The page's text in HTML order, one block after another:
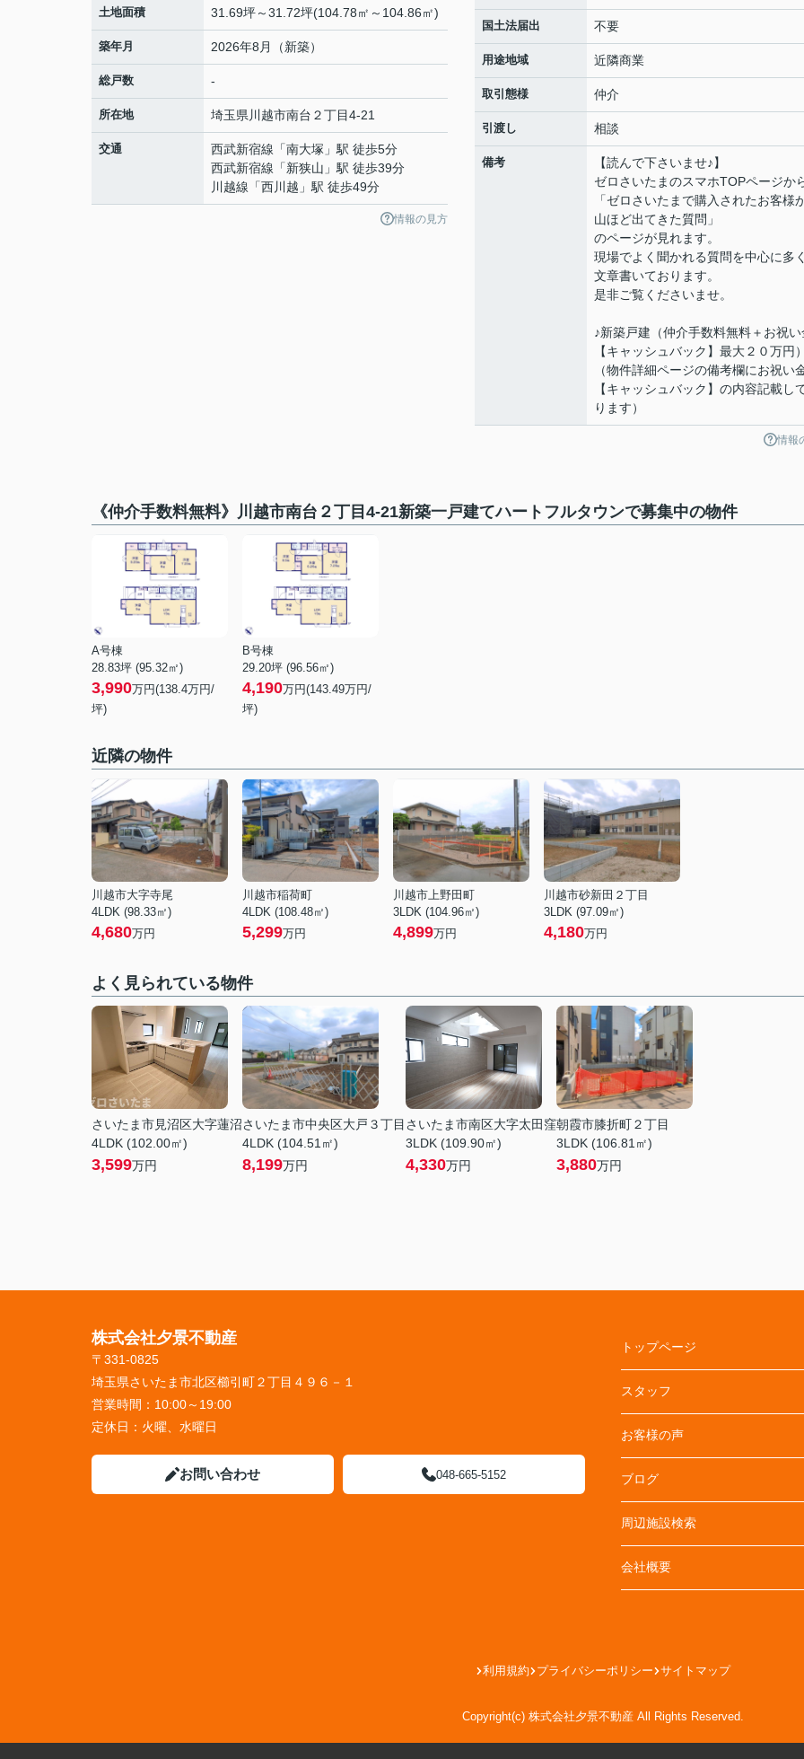
土地面積 31.69坪～31.72坪(104.78㎡～104.86㎡)
築年月 2026年8月（新築）
総戸数 -
所在地 埼玉県 川越市南台 ２丁目4-21
交通 西武新宿線 「南大塚 」駅 徒歩5分
西武新宿線 「新狭山 」駅 徒歩39分
川越線 「西川越 」駅 徒歩49分
情報の見方
国土法届出 不要
用途地域 近隣商業
取引態様 仲介
引渡し 相談
備考
【読んで下さいませ♪】
ゼロさいたまのスマホTOPページか
「ゼロさいたまで購入されたお客様
山ほど出てきた質問」
のページが見れます。
現場でよく聞かれる質問を中心に多
文章書いております。
是非ご覧くださいませ。
♪新築戸建（仲介手数料無料＋お祝い
【キャッシュバック】最大２０万円
（物件詳細ページの備考欄にお祝い
【キャッシュバック】の内容記載し
ります）
情報
《仲介手数料無料》川越市南台２丁目4-21新築一戸建てハートフルタウンで募集中の物件
A号棟
28.83坪 (95.32㎡)
3,990万円(138.4万円/
坪)
B号棟
29.20坪 (96.56㎡)
4,190万円(143.49万円/
坪)
近隣の物件
川越市大字寺尾
4LDK (98.33㎡)
4,680万円
川越市稲荷町
4LDK (108.48㎡)
5,299万円
川越市上野田町
3LDK (104.96㎡)
4,899万円
川越市砂新田２丁目
3LDK (97.09㎡)
4,180万円
よく見られている物件
さいたま市見沼区大字蓮沼
4LDK (102.00㎡)
3,599万円
さいたま市中央区大戸３丁目
4LDK (104.51㎡)
8,199万円
さいたま市南区大字太田窪
3LDK (109.90㎡)
4,330万円
朝霞市膝折町２丁目
3LDK (106.81㎡)
3,880万円
株式会社夕景不動産
〒331-0825
埼玉県さいたま市北区櫛引町２丁目４９６－１
営業時間： 10:00～19:00
定休日： 火曜、水曜日
お問い合わせ 048-665-5152
トップページ
スタッフ
お客様の声
ブログ
周辺施設検索
会社概要
利用規約 プライバシーポリシー サイトマップ
Copyright(c) 株式会社夕景不動産 All Rights Reserved.